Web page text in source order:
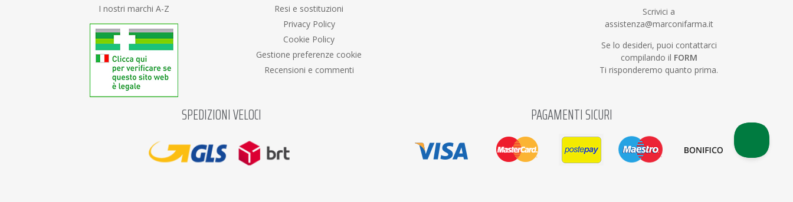
I nostri marchi A-Z
Resi e sostituzioni
Privacy Policy
Cookie Policy
Gestione preferenze cookie
Recensioni e commenti
Scrivici a
assistenza@marconifarma.it
Se lo desideri, puoi contattarci
compilando il FORM
Ti risponderemo quanto prima.
SPEDIZIONI VELOCI PAGAMENTI SICURI